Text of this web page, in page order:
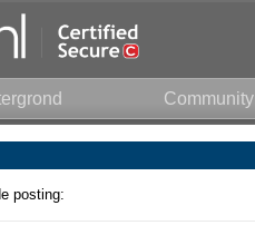
Community
posting: